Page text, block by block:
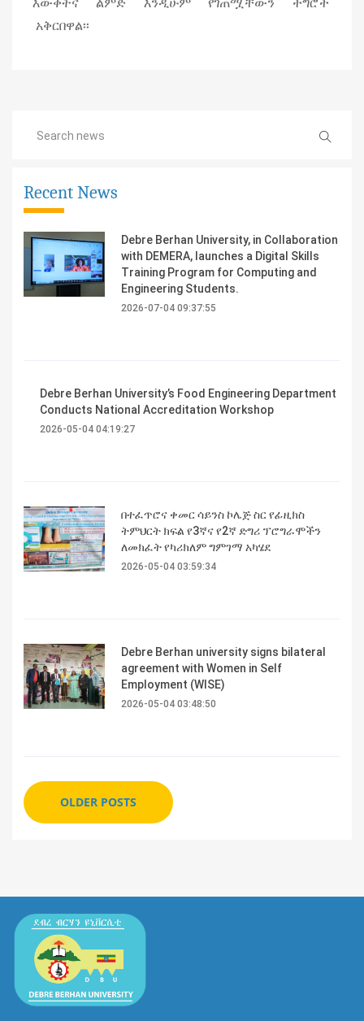
እውቀትና ልምድ እንዲሁም የገጠሟቸውን ችግሮች
አቅርበዋል፡፡
Recent News
Debre Berhan University, in Collaboration
with DEMERA, launches a Digital Skills
Training Program for Computing and
Engineering Students.
2026-07-04 09:37:55
Debre Berhan University’s Food Engineering Department
Conducts National Accreditation Workshop
2026-05-04 04:19:27
በተፈጥሮና ቀመር ሳይንስ ኮሌጅ ስር የፊዚክስ
ትምህርት ክፍል የ3ኛና የ2ኛ ድግሪ ፕሮግራሞችን
ለመክፈት የካሪክለም ግምገማ አካሄደ
2026-05-04 03:59:34
Debre Berhan university signs bilateral
agreement with Women in Self
Employment (WISE)
2026-05-04 03:48:50
OLDER POSTS